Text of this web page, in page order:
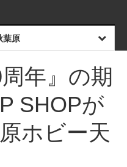
葉原
年』の期
SHOPが
ホビー天